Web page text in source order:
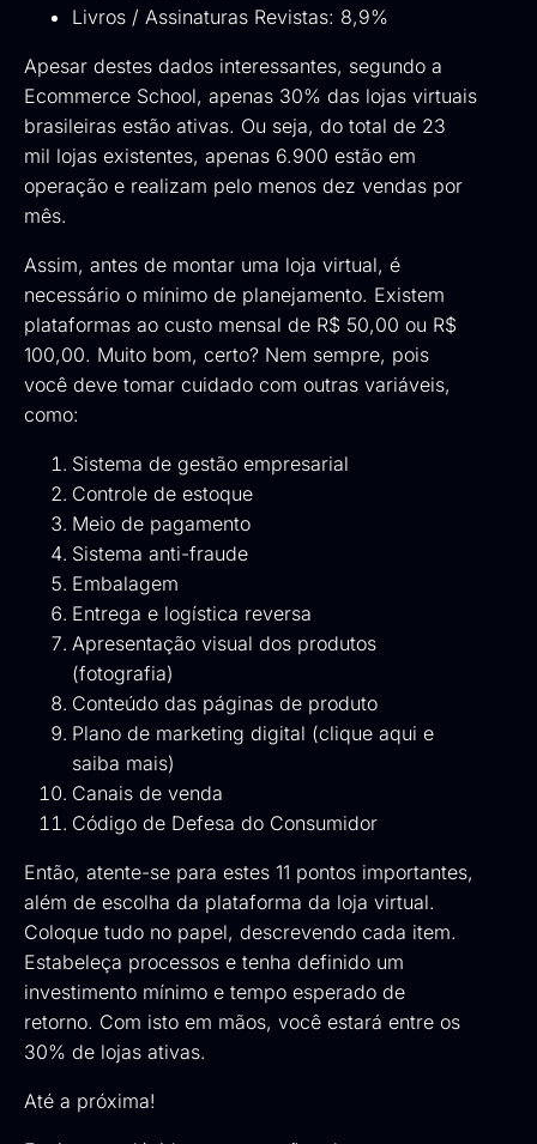
Livros / Assinaturas Revistas: 8,9%
Apesar destes dados interessantes, segundo a
Ecommerce School, apenas 30% das lojas virtuais
brasileiras estão ativas. Ou seja, do total de 23
mil lojas existentes, apenas 6.900 estão em
operação e realizam pelo menos dez vendas por
mês.
Assim, antes de montar uma loja virtual, é
necessário o mínimo de planejamento. Existem
plataformas ao custo mensal de R$ 50,00 ou R$
100,00. Muito bom, certo? Nem sempre, pois
você deve tomar cuidado com outras variáveis,
como:
Sistema de gestão empresarial
Controle de estoque
Meio de pagamento
Sistema anti-fraude
Embalagem
Entrega e logística reversa
Apresentação visual dos produtos
(fotografia)
Conteúdo das páginas de produto
Plano de marketing digital (clique aqui e
saiba mais)
Canais de venda
Código de Defesa do Consumidor
Então, atente-se para estes 11 pontos importantes,
além de escolha da plataforma da loja virtual.
Coloque tudo no papel, descrevendo cada item.
Estabeleça processos e tenha definido um
investimento mínimo e tempo esperado de
retorno. Com isto em mãos, você estará entre os
30% de lojas ativas.
Até a próxima!